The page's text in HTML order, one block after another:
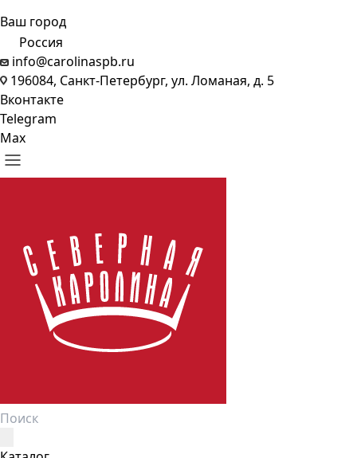
Ваш город
Россия
info@carolinaspb.ru
196084, Санкт-Петербург, ул. Ломаная, д. 5
Вконтакте
Telegram
Max